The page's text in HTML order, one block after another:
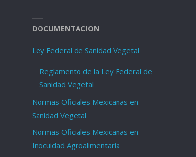
DOCUMENTACION
Ley Federal de Sanidad Vegetal
Reglamento de la Ley Federal de
Sanidad Vegetal
Normas Oficiales Mexicanas en
Sanidad Vegetal
Normas Oficiales Mexicanas en
Inocuidad Agroalimentaria